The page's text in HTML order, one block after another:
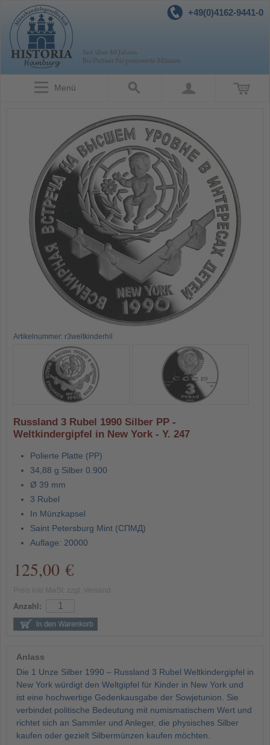
+49(0)4162-9441-0
Menü
Artikelnummer: r3weltkinderhil
Russland 3 Rubel 1990 Silber PP -
Weltkindergipfel in New York - Y. 247
Polierte Platte (PP)
34,88 g Silber 0.900
Ø 39 mm
3 Rubel
In Münzkapsel
Saint Petersburg Mint (СПМД)
Auflage: 20000
125,00 €
Anzahl:
Anlass
Die 1 Unze Silber 1990 – Russland 3 Rubel Weltkindergipfel in
New York würdigt den Weltgipfel für Kinder in New York und
ist eine hochwertige Gedenkausgabe der Sowjetunion. Sie
verbindet politische Bedeutung mit numismatischem Wert und
richtet sich an Sammler und Anleger, die physisches Silber
kaufen oder gezielt Silbermünzen kaufen möchten.